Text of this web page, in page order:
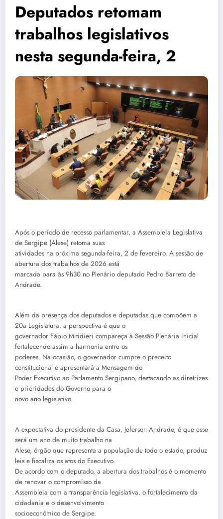
Deputados retomam
trabalhos legislativos
nesta segunda-feira, 2
Após o período de recesso parlamentar, a Assembleia Legislativa
de Sergipe (Alese) retoma suas
atividades na próxima segunda-feira, 2 de fevereiro. A sessão de
abertura dos trabalhos de 2026 está
marcada para às 9h30 no Plenário deputado Pedro Barreto de
Andrade.
Além da presença dos deputados e deputadas que compõem a
20a Legislatura, a perspectiva é que o
governador Fábio Mitidieri compareça à Sessão Plenária inicial
fortalecendo assim a harmonia entre os
poderes. Na ocasião, o governador cumpre o preceito
constitucional e apresentará a Mensagem do
Poder Executivo ao Parlamento Sergipano, destacando as diretrizes
e prioridades do Governo para o
novo ano legislativo.
A expectativa do presidente da Casa, Jeferson Andrade, é que esse
será um ano de muito trabalho na
Alese, órgão que representa a população de todo o estado, produz
leis e fiscaliza os atos do Executivo.
De acordo com o deputado, a abertura dos trabalhos é o momento
de renovar o compromisso da
Assembleia com a transparência legislativa, o fortalecimento da
cidadania e o desenvolvimento
socioeconômico de Sergipe.